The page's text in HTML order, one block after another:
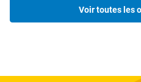
Voir toutes les